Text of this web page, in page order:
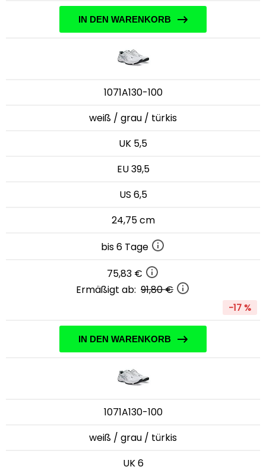
IN DEN WARENKORB
1071A130-100
weiß / grau / türkis
UK 5,5
EU 39,5
US 6,5
24,75 cm
bis 6 Tage
75,83 €
Ermäßigt ab: 91,80 €
-17 %
IN DEN WARENKORB
1071A130-100
weiß / grau / türkis
UK 6